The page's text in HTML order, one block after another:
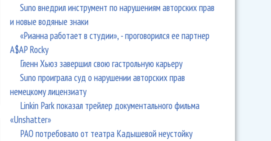
о Южнокорейскому певцу Psy грозит тюрьма
Suno внедрил инструмент по нарушениям авторских прав
и новые водяные знаки
«Рианна работает в студии», - проговорился ее партнер
A$AP Rocky
Гленн Хьюз завершил свою гастрольную карьеру
Suno проиграла суд о нарушении авторских прав
немецкому лицензиату
Linkin Park показал трейлер документального фильма
«Unshatter»
РАО потребовало от театра Кадышевой неустойку